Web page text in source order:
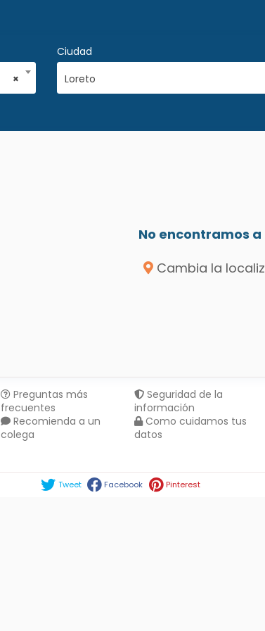
×
Ciudad
Loreto
No encontramos
Cambia la
Preguntas más
frecuentes
Recomienda a un
colega
Seguridad de la
información
Como cuidamos tus
datos
Tweet Facebook Pinterest